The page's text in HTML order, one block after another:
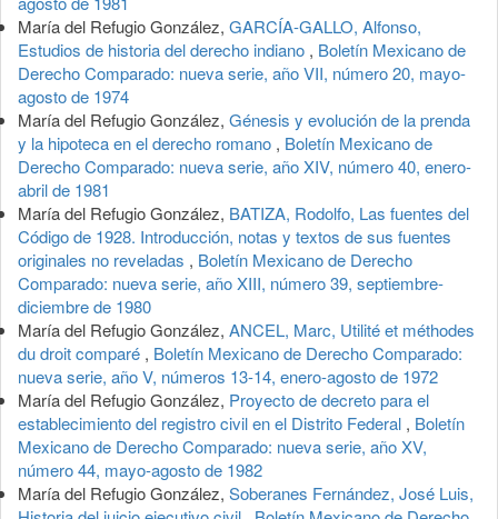
María del Refugio González, GARCÍA-GALLO, Alfonso,
Estudios de historia del derecho indiano , Boletín Mexicano de
Derecho Comparado: nueva serie, año VII, número 20, mayo-
agosto de 1974
María del Refugio González, Génesis y evolución de la prenda
y la hipoteca en el derecho romano , Boletín Mexicano de
Derecho Comparado: nueva serie, año XIV, número 40, enero-
abril de 1981
María del Refugio González, BATIZA, Rodolfo, Las fuentes del
Código de 1928. Introducción, notas y textos de sus fuentes
originales no reveladas , Boletín Mexicano de Derecho
Comparado: nueva serie, año XIII, número 39, septiembre-
diciembre de 1980
María del Refugio González, ANCEL, Marc, Utilité et méthodes
du droit comparé , Boletín Mexicano de Derecho Comparado:
nueva serie, año V, números 13-14, enero-agosto de 1972
María del Refugio González, Proyecto de decreto para el
establecimiento del registro civil en el Distrito Federal , Boletín
Mexicano de Derecho Comparado: nueva serie, año XV,
número 44, mayo-agosto de 1982
María del Refugio González, Soberanes Fernández, José Luis,